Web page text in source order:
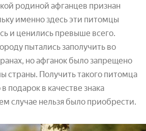
родиной афганцев признан
именно здесь эти питомцы
и ценились превыше всего.
пытались заполучить во
но афганок было запрещено
страны. Получить такого питомца
подарок в качестве знака
случае нельзя было приобрести.